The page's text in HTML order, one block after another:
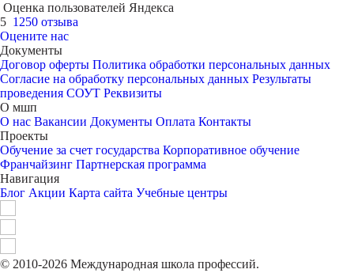
Оценка пользователей Яндекса
5 1250 отзыва
Оцените нас
Документы
Договор оферты Политика обработки персональных данных
Согласие на обработку персональных данных Результаты
проведения СОУТ Реквизиты
О мшп
О нас Вакансии Документы Оплата Контакты
Проекты
Обучение за счет государства Корпоративное обучение
Франчайзинг Партнерская программа
Навигация
Блог Акции Карта сайта Учебные центры
© 2010-2026 Международная школа профессий.